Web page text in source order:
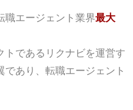
職エージェント業界最大
トであるリクナビを運営す
であり、転職エージェント